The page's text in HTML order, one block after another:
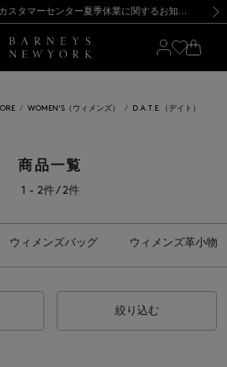
新規登録のお客様も対象！＜MY BARNEYS＞会員のお客様は11,000円（税込）以上のお買上げで常時送料無料！お買い物の際は会員登録を！
出荷一時停止のお知らせ】(2026.8.7) 【オンラインストア カスタマーセンター夏季休業に関するお知らせ】（2026.8.7）
【夏季休業に伴う返品・交換承り一時停止のお知らせ】（2026.8.5）
震の影響によるお荷物のお届けについて
SALEのご案内・ご注意事項 新規登録のお客様も対象！＜MY BARNEYS＞会員のお客様は11,000円（税込）以上のお買上げで常時送料無料！お買い物の際は会員登録を！
出荷一時停止のお知らせ】(2026.8.7)
WOMEN'S（ウィメンズ）
D.A.T.E.（デイト）
商品一覧
1 - 2件 / 2件
ウィメンズバッグ ウィメンズ革小物
絞り込む